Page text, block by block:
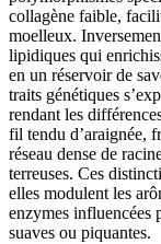
collagène faible,
moelleux.
lipidiques qui
en un réservoir de
traits génétiques
rendant les
fil tendu d’araignée,
réseau dense de
terreuses. Ces
elles modulent les
enzymes influencées
suaves ou piquantes.